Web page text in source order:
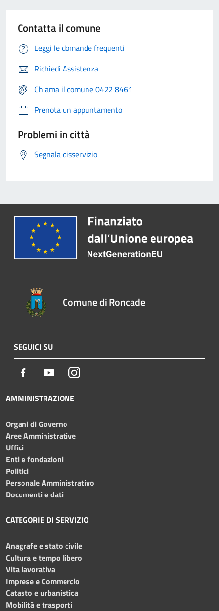
Contatta il comune
Leggi le domande frequenti
Richiedi Assistenza
Chiama il comune 0422 8461
Prenota un appuntamento
Problemi in città
Segnala disservizio
Comune di Roncade
SEGUICI SU
Facebook YoutubeInstagram
AMMINISTRAZIONE
Organi di Governo
Aree Amministrative
Uffici
Enti e fondazioni
Politici
Personale Amministrativo
Documenti e dati
CATEGORIE DI SERVIZIO
Anagrafe e stato civile
Cultura e tempo libero
Vita lavorativa
Imprese e Commercio
Catasto e urbanistica
Mobilità e trasporti